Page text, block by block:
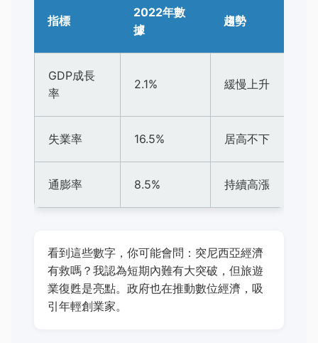
指標
2022年數
據
趨勢
GDP成長
率
2.1% 緩慢上升
失業率 16.5% 居高不下
通膨率 8.5% 持續高漲
看到這些數字，你可能會問：突尼西亞經濟
有救嗎？我認為短期內難有大突破，但旅遊
業復甦是亮點。政府也在推動數位經濟，吸
引年輕創業家。